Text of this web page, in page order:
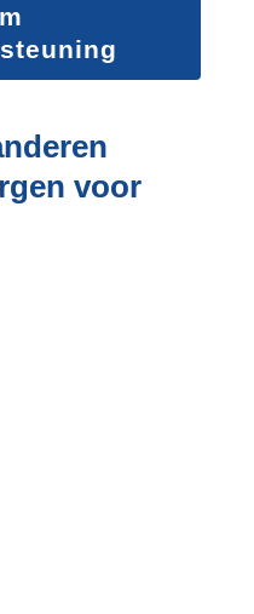
voor